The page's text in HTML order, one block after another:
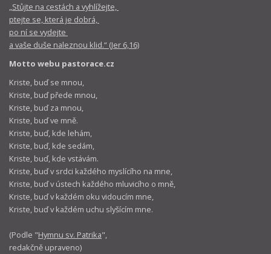
„Stůjte na cestách a vyhlížejte,
ptejte se, která je dobrá,
po ní se vydejte
a vaše duše naleznou klid.“ (Jer 6,16)
Motto webu pastorace.cz
Kriste, buď se mnou,
Kriste, buď přede mnou,
Kriste, buď za mnou,
Kriste, buď ve mně.
Kriste, buď, kde lehám,
Kriste, buď, kde sedám,
Kriste, buď, kde vstávám.
Kriste, buď v srdci každého myslícího na mne,
Kriste, buď v ústech každého mluvicího o mně,
Kriste, buď v každém oku vidoucím mne,
Kriste, buď v každém uchu slyšícím mne.
(Podle "Hymnu sv. Patrika",
redakčně upraveno)